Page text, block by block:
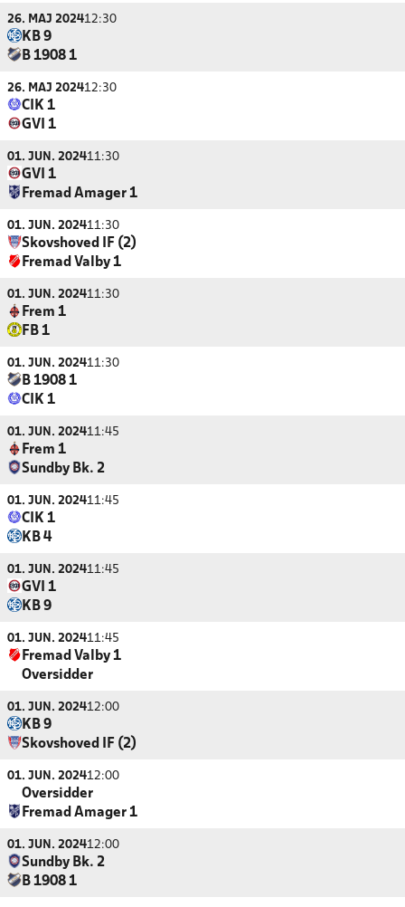
26. MAJ 202412:30
KB 9
B 1908 1
26. MAJ 202412:30
CIK 1
GVI 1
01. JUN. 202411:30
GVI 1
Fremad Amager 1
01. JUN. 202411:30
Skovshoved IF (2)
Fremad Valby 1
01. JUN. 202411:30
Frem 1
FB 1
01. JUN. 202411:30
B 1908 1
CIK 1
01. JUN. 202411:45
Frem 1
Sundby Bk. 2
01. JUN. 202411:45
CIK 1
KB 4
01. JUN. 202411:45
GVI 1
KB 9
01. JUN. 202411:45
Fremad Valby 1
Oversidder
01. JUN. 202412:00
KB 9
Skovshoved IF (2)
01. JUN. 202412:00
Oversidder
Fremad Amager 1
01. JUN. 202412:00
Sundby Bk. 2
B 1908 1